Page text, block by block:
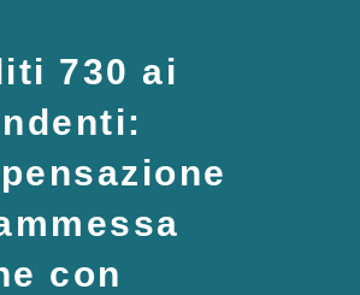
730 ai
con